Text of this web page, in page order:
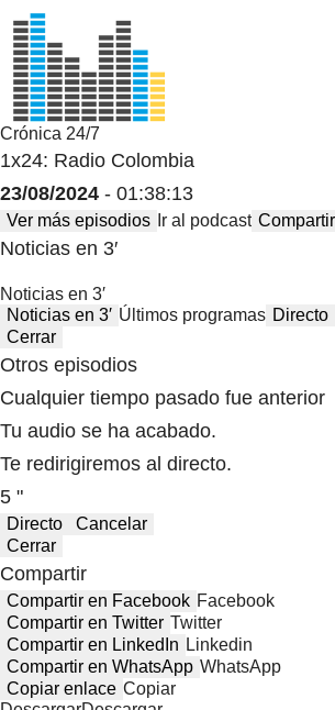
Crónica 24/7
1x24: Radio Colombia
23/08/2024 - 01:38:13
Ver más episodios Ir al podcast Compartir
Noticias en 3′
Noticias en 3′
Noticias en 3′ Últimos programas Directo
Cerrar
Otros episodios
Cualquier tiempo pasado fue anterior
Tu audio se ha acabado.
Te redirigiremos al directo.
5 "
Directo
Cancelar
Cerrar
Compartir
Compartir en Facebook Facebook
Compartir en Twitter Twitter
Compartir en LinkedIn Linkedin
Compartir en WhatsApp WhatsApp
Copiar enlace Copiar